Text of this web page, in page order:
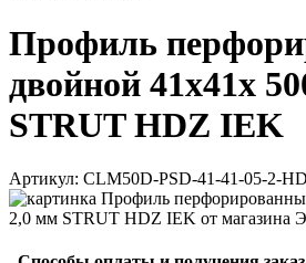
Профиль
двойной 41х41х
STRUT HDZ IEK
Артикул: CLM50D-PSD-41-41-05-2-